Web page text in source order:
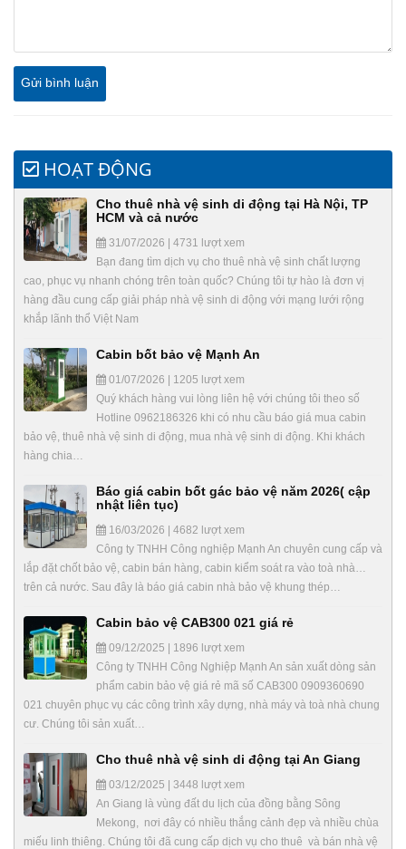
HOẠT ĐỘNG
Cho thuê nhà vệ sinh di động tại Hà Nội, TP
HCM và cả nước
31/07/2026 | 4731 lượt xem
Bạn đang tìm dịch vụ cho thuê nhà vệ sinh chất lượng
cao, phục vụ nhanh chóng trên toàn quốc? Chúng tôi tự hào là đơn vị
hàng đầu cung cấp giải pháp nhà vệ sinh di động với mạng lưới rộng
khắp lãnh thổ Việt Nam
Cabin bốt bảo vệ Mạnh An
01/07/2026 | 1205 lượt xem
Quý khách hàng vui lòng liên hệ với chúng tôi theo số
Hotline 0962186326 khi có nhu cầu báo giá mua cabin
bảo vệ, thuê nhà vệ sinh di động, mua nhà vệ sinh di động. Khi khách
hàng chia…
Báo giá cabin bốt gác bảo vệ năm 2026( cập
nhật liên tục)
16/03/2026 | 4682 lượt xem
Công ty TNHH Công nghiệp Mạnh An chuyên cung cấp và
lắp đặt chốt bảo vệ, cabin bán hàng, cabin kiểm soát ra vào toà nhà…
trên cả nước. Sau đây là báo giá cabin nhà bảo vệ khung thép…
Cabin bảo vệ CAB300 021 giá rẻ
09/12/2025 | 1896 lượt xem
Công ty TNHH Công Nghiệp Mạnh An sản xuất dòng sản
phẩm cabin bảo vệ giá rẻ mã số CAB300 0909360690
021 chuyên phục vụ các công trình xây dựng, nhà máy và toà nhà chung
cư. Chúng tôi sản xuất…
Cho thuê nhà vệ sinh di động tại An Giang
03/12/2025 | 3448 lượt xem
An Giang là vùng đất du lịch của đồng bằng Sông
Mekong, nơi đây có nhiều thắng cảnh đẹp và nhiều chùa
miếu linh thiêng. Chúng tôi đã cung cấp dịch vụ cho thuê và bán nhà vệ